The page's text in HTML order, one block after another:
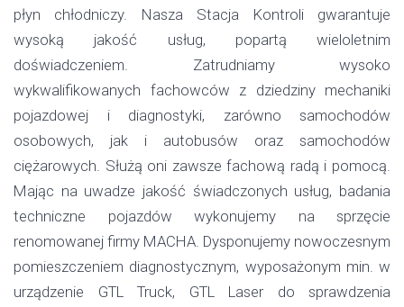
płyn chłodniczy. Nasza Stacja Kontroli gwarantuje
wysoką jakość usług, popartą wieloletnim
doświadczeniem. Zatrudniamy wysoko
wykwalifikowanych fachowców z dziedziny mechaniki
pojazdowej i diagnostyki, zarówno samochodów
osobowych, jak i autobusów oraz samochodów
ciężarowych. Służą oni zawsze fachową radą i pomocą.
Mając na uwadze jakość świadczonych usług, badania
techniczne pojazdów wykonujemy na sprzęcie
renomowanej firmy MACHA. Dysponujemy nowoczesnym
pomieszczeniem diagnostycznym, wyposażonym min. w
urządzenie GTL Truck, GTL Laser do sprawdzenia